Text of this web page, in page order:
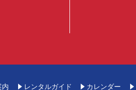
内 レンタルガイド カレンダー